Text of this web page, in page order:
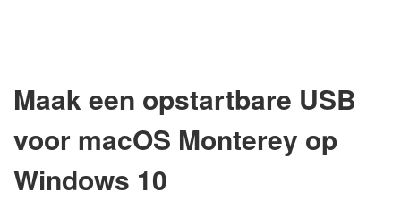
Maak een opstartbare USB
voor macOS Monterey op
Windows 10